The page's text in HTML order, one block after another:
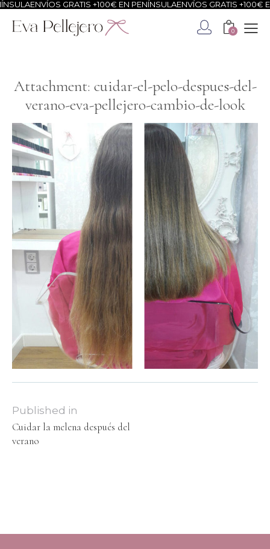
ENVÍOS GRATIS +100€ EN PENÍNSULAENVÍOS GRATIS +100€ EN
0
Attachment: cuidar-el-pelo-despues-del-
verano-eva-pellejero-cambio-de-look
Published in
Cuidar la melena después del
verano